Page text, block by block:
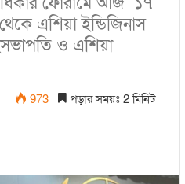
এশিয়া ইন্ডিজিনাস
ও এশিয়া
973 পড়ার সময়ঃ 2 মিনিট